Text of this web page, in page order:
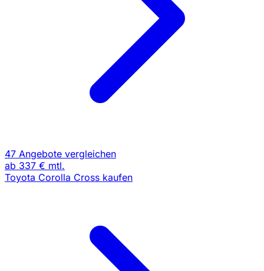
47 Angebote vergleichen
ab 337 € mtl.
Toyota Corolla Cross kaufen